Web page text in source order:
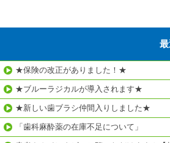
★保険の改正がありました！★
★ブルーラジカルが導入されます★
★新しい歯ブラシ仲間入りしました★
「歯科麻酔薬の在庫不足について」